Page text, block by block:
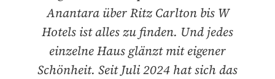
Anantara über Ritz Carlton bis W
Hotels ist alles zu finden. Und jedes
einzelne Haus glänzt mit eigener
Schönheit. Seit Juli 2024 hat sich das